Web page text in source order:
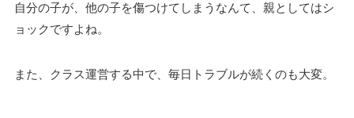
自分の子が、他の子を傷つけてしまうなんて、親としてはシ
ョックですよね。
また、クラス運営する中で、毎日トラブルが続くのも大変。